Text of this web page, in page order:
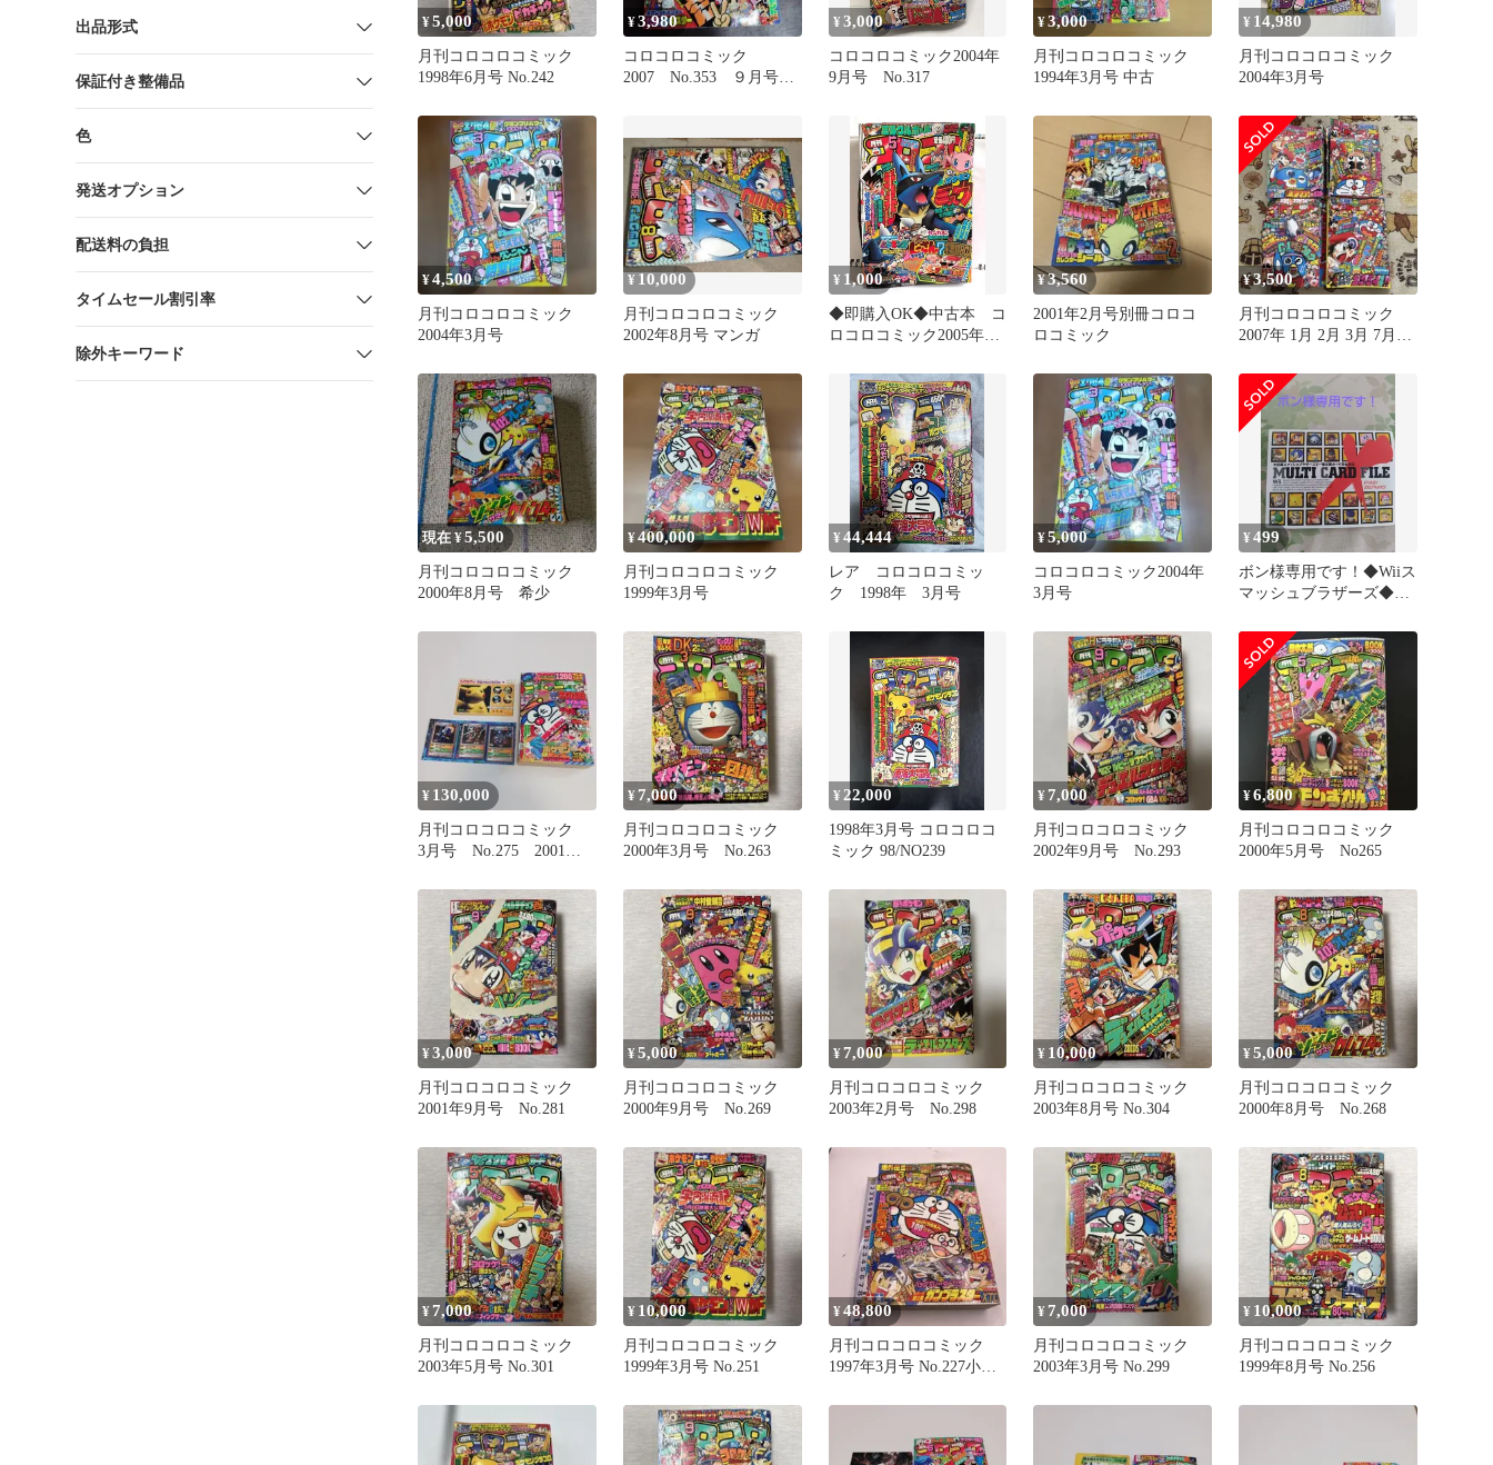
出品形式
保証付き整備品
色
発送オプション
配送料の負担
タイムセール割引率
除外キーワード
¥5,000
月刊コロコロコミック
1998年6月号 No.242
¥3,980
コロコロコミック
2007 No.353 ９月号
¥3,000
コロコロコミック2004年
9月号 No.317
¥3,000
月刊コロコロコミック
1994年3月号 中古
¥ 14,980
月刊コロコロコミック
2004年3月号
¥4,500
月刊コロコロコミック
2004年3月号
¥ 10,000
月刊コロコロコミック
2002年8月号 マンガ
¥ 1,000
◆即購入OK◆中古本 コ
ロコロコミック2005年5
¥3,560
2001年2月号別冊コロコ
ロコミック
¥3,500
月刊コロコロコミック
2007年 1月 2月 3月 7月号
現在 ¥5,500
月刊コロコロコミック
2000年8月号 希少
¥400,000
月刊コロコロコミック
1999年3月号
¥44,444
レア コロコロコミッ
ク 1998年 3月号
¥5,000
コロコロコミック2004年
3月号
¥499
ボン様専用です！◆Wiiス
マッシュブラザーズ◆カ
¥ 130,000
月刊コロコロコミック
3月号 No.275 2001
少
¥7,000
月刊コロコロコミック
2000年3月号 No.263
¥ 22,000
1998年3月号 コロコロコ
ミック 98/NO239
¥ 7,000
月刊コロコロコミック
2002年9月号 No.293
¥6,800
月刊コロコロコミック
2000年5月号 No265
¥3,000
月刊コロコロコミック
2001年9月号 No.281
¥5,000
月刊コロコロコミック
2000年9月号 No.269
¥ 7,000
月刊コロコロコミック
2003年2月号 No.298
¥ 10,000
月刊コロコロコミック
2003年8月号 No.304
¥5,000
月刊コロコロコミック
2000年8月号 No.268
¥7,000
月刊コロコロコミック
2003年5月号 No.301
¥ 10,000
月刊コロコロコミック
1999年3月号 No.251
¥48,800
月刊コロコロコミック
1997年3月号 No.227小学
¥ 7,000
月刊コロコロコミック
2003年3月号 No.299
¥ 10,000
月刊コロコロコミック
1999年8月号 No.256